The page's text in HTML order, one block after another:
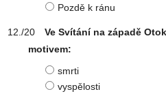
Pozdě k ránu
Ve Svítání na západě
motivem:
smrti
vyspělosti